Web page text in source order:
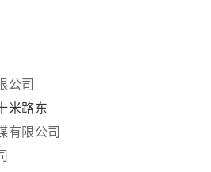
公司
米路东
有限公司